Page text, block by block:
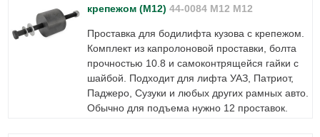
крепежом (М12) 44-0084 M12 М12
Проставка для бодилифта кузова с крепежом.
Комплект из капролоновой проставки, болта
прочностью 10.8 и самоконтрящейся гайки с
шайбой. Подходит для лифта УАЗ, Патриот,
Паджеро, Сузуки и любых других рамных авто.
Обычно для подъема нужно 12 проставок.